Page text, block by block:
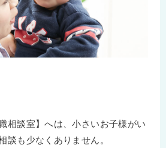
相談室】へは、小さいお子様がい
談も少なくありません。